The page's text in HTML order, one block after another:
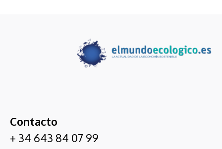
Contacto
+ 34 643 84 07 99